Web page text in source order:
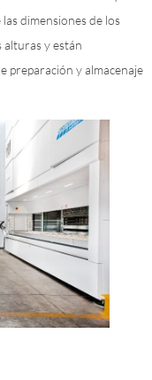
dimensiones de los
alturas y están
preparación y almacenaje